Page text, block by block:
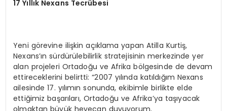
17 Yıllık Nexans Tecrübesi
Yeni görevine ilişkin açıklama yapan Atilla Kurtiş,
Nexans’ın sürdürülebilirlik stratejisinin merkezinde yer
alan projeleri Ortadoğu ve Afrika bölgesinde de devam
ettireceklerini belirtti: “2007 yılında katıldığım Nexans
ailesinde 17. yılımın sonunda, ekibimle birlikte elde
ettiğimiz başarıları, Ortadoğu ve Afrika’ya taşıyacak